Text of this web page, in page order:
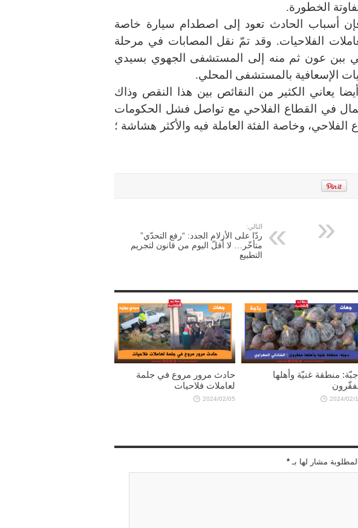
الخطورة.
أسباب الحادث تعود إلى اصطدام سيارة خاصة
الفلاحيات. وقد تمّ نقل المصابات في مرحلة
ببن عون ثم منه إلى المستشفى الجهوي بسيدي
الإسعافية بالمستشفى المحلي.
يعاني الكثير من النقائص بين هذا النقص وذاك
في القطاع الفلاحي مع تواصل فشل الحكومات
الفلاحي، وخاصة الفئة العاملة فيه والأكثر هشاشة ؛
التالي:
ردّا على الأزلام الجدد: “رفع التحدّي”
متأخّر… لا أقلّ اليوم من قانون لتجريم
التطبيع
منطقة غنيّة وأهلها
2024/02/
حادث مرور مروع في جلمة
لعاملات فلاحيات
2024/02/05
مشار لها بـ *